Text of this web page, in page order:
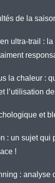
de la
ultra-trail :
la chaleur :
l’utilisation
et
: un sujet qui
!
: analyse